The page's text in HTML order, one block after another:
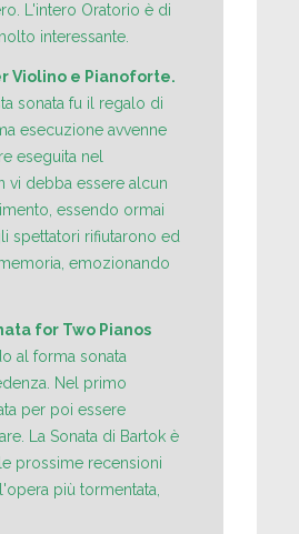
L'intero Oratorio è di
interessante.
Violino e Pianoforte.
sonata fu il regalo di
esecuzione avvenne
eseguita nel
vi debba essere alcun
essendo ormai
spettatori rifiutarono ed
emozionando
for Two Pianos
al forma sonata
Nel primo
per poi essere
La Sonata di Bartok è
prossime recensioni
più tormentata,